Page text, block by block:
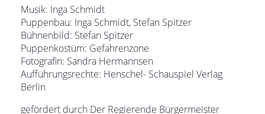
Musik: Inga Schmidt
Puppenbau: Inga Schmidt, Stefan Spitzer
Bühnenbild: Stefan Spitzer
Puppenkostüm: Gefahrenzone
Fotografin: Sandra Hermannsen
Aufführungsrechte: Henschel- Schauspiel Verlag
Berlin
gefördert durch Der Regierende Bürgermeister